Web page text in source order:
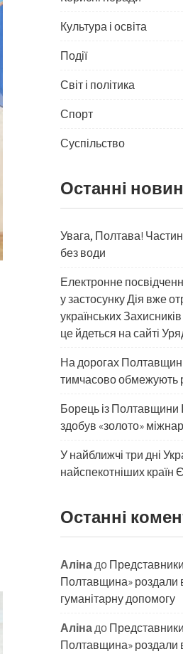
Культура і освіта
Події
Світ і політика
Спорт
Суспільство
Останні
Увага, Полтава!
без води
Електронне
у застосунку Дія вже
українських
це йдеться на сайті
На дорогах
тимчасово обмежують
Борець із Полтавщини
здобув «золото»
​У найближчі три дні
найспекотніших країн
Останні
Алінадо
Полтавщина» роздали
гуманітарну допомогу
Алінадо
Полтавщина» роздали